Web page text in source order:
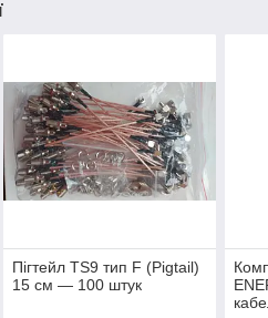
Пігтейл TS9 тип F (Pigtail)
15 см — 100 штук